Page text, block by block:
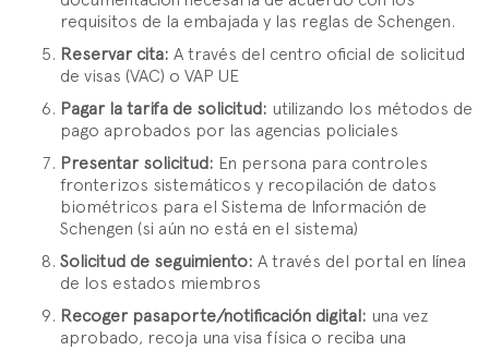
requisitos de la embajada y las reglas de Schengen.
Reservar cita: A través del centro oficial de solicitud
de visas (VAC) o VAP UE
Pagar la tarifa de solicitud: utilizando los métodos de
pago aprobados por las agencias policiales
Presentar solicitud: En persona para controles
fronterizos sistemáticos y recopilación de datos
biométricos para el Sistema de Información de
Schengen (si aún no está en el sistema)
Solicitud de seguimiento: A través del portal en línea
de los estados miembros
Recoger pasaporte/notificación digital: una vez
aprobado, recoja una visa física o reciba una